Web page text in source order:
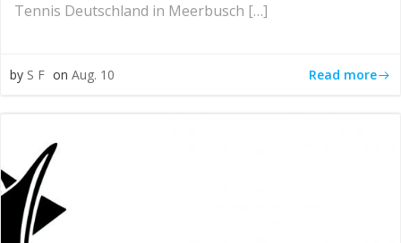
Tennis Deutschland in Meerbusch […]
by S F on Aug. 10 Read more